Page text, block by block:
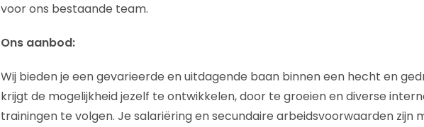
voor ons bestaande team.
Ons aanbod:
Wij bieden je een gevarieerde en uitdagende baan binnen een hecht en
krijgt de mogelijkheid jezelf te ontwikkelen, door te groeien en diverse
trainingen te volgen. Je salariëring en secundaire arbeidsvoorwaarden zijn